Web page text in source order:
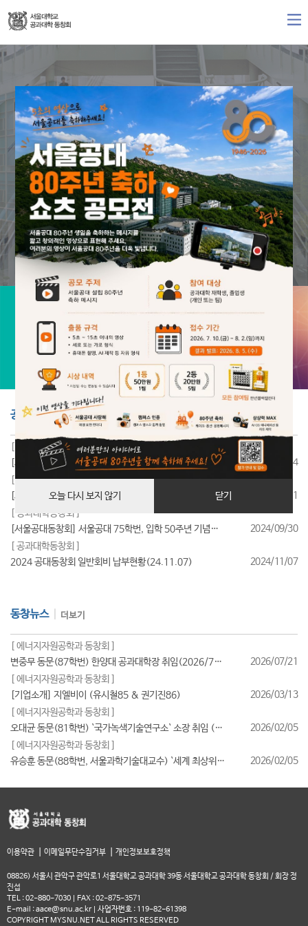
오늘 다시 보지 않기 닫기
공지사항 더보기
[ 공과대학동창회 ]
[서울공대동창회] 서울공대 85학번, 입학 40주년 기념행사 성료
2025/07/24
[ 공과대학동창회 ]
[서울공대동창회] 서울공대 95학번, 입학 30주년 기념행사 성료
2025/07/11
[ 공과대학동창회 ]
[서울공대동창회] 서울공대 75학번, 입학 50주년 기념행사 성료
2024/09/30
[ 공과대학동창회 ]
2024 공대동창회 일반회비 납부현황(24.11.07)
2024/11/07
동창뉴스 더보기
[ 에너지자원공학과 동창회 ]
변중무 동문(87학번) 한양대 공과대학장 취임(2026/7/1일자)
2026/07/21
[ 에너지자원공학과 동창회 ]
[기업소개] 지엘비이 (유시철85 & 권기진86)
2026/03/13
[ 에너지자원공학과 동창회 ]
오대균 동문(81학번) `국가녹색기술연구소` 소장 취임 (2026/2월)
2026/02/05
[ 에너지자원공학과 동창회 ]
유승훈 동문(88학번, 서울과학기술대교수) `세계 최상위 연구자 2025` 등재
2026/02/05
이용약관 이메일무단수집거부 개인정보보호정책
08826) 서울시 관악구 관악로1 서울대학교 공과대학 39동 서울대학교 공과대학 동창회 / 회장 정
진섭
TEL : 02-880-7030 | FAX : 02-875-3571
E-mail : aace@snu.ac.kr | 사업자번호 : 119-82-61398
COPYRIGHT MYSNU.NET ALL RIGHTS RESERVED